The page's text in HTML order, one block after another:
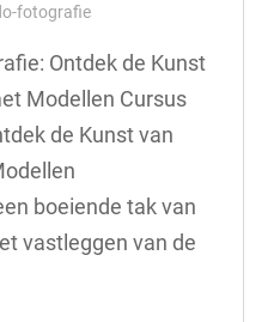
fotografie
Ontdek de Kunst
Modellen Cursus
de Kunst van
boeiende tak van
vastleggen van de